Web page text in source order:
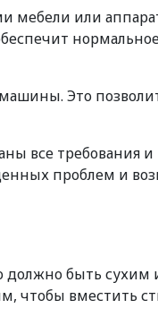
мебели или
Это
все требования
проблем и
должно быть сухим
чтобы вместить